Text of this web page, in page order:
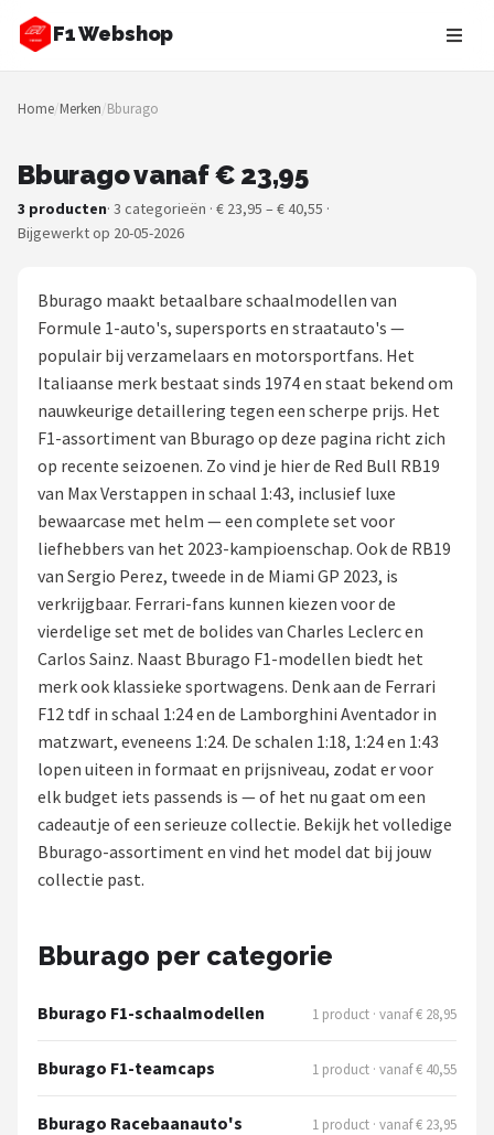
F1 Webshop
Zoeken
NAVIGATIE
Merken
Drivers
Teams
Tracks
Racestoelen
Shop
POPULAIRE MERKEN
Sparco
Red Bull Racing
Red Bull
Carrera
Hot Wheels
Ferrari
Oracle Red Bull Racing
Home/Merken/Bburago
Bburago vanaf € 23,95
3 producten· 3 categorieën · € 23,95 – € 40,55 ·
Bijgewerkt op 20-05-2026
Bburago maakt betaalbare schaalmodellen van
Formule 1-auto's, supersports en straatauto's —
populair bij verzamelaars en motorsportfans. Het
Italiaanse merk bestaat sinds 1974 en staat bekend om
nauwkeurige detaillering tegen een scherpe prijs. Het
F1-assortiment van Bburago op deze pagina richt zich
op recente seizoenen. Zo vind je hier de Red Bull RB19
van Max Verstappen in schaal 1:43, inclusief luxe
bewaarcase met helm — een complete set voor
liefhebbers van het 2023-kampioenschap. Ook de RB19
van Sergio Perez, tweede in de Miami GP 2023, is
verkrijgbaar. Ferrari-fans kunnen kiezen voor de
vierdelige set met de bolides van Charles Leclerc en
Carlos Sainz. Naast Bburago F1-modellen biedt het
merk ook klassieke sportwagens. Denk aan de Ferrari
F12 tdf in schaal 1:24 en de Lamborghini Aventador in
matzwart, eveneens 1:24. De schalen 1:18, 1:24 en 1:43
lopen uiteen in formaat en prijsniveau, zodat er voor
elk budget iets passends is — of het nu gaat om een
cadeautje of een serieuze collectie. Bekijk het volledige
Bburago-assortiment en vind het model dat bij jouw
collectie past.
Bburago per categorie
Bburago F1-schaalmodellen 1 product · vanaf € 28,95
Bburago F1-teamcaps 1 product · vanaf € 40,55
Bburago Racebaanauto's 1 product · vanaf € 23,95